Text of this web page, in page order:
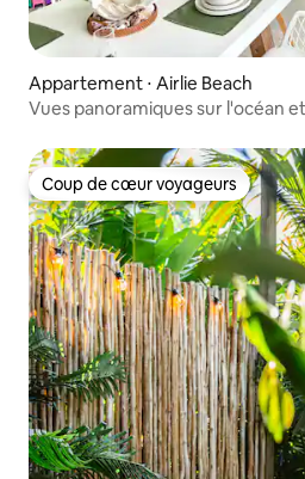
Appartement ⋅ Airlie Beach
Vues panoramiques sur l'océan
Coup de cœur voyageurs
Coup de cœur voyageurs